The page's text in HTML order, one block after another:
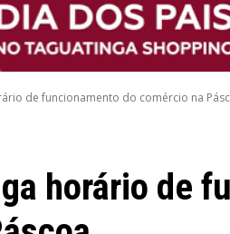
de funcionamento do comércio na
horário de